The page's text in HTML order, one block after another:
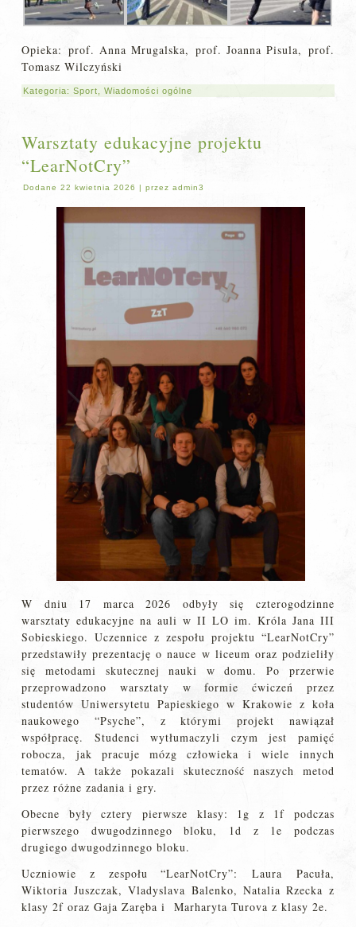
Opieka: prof. Anna Mrugalska, prof. Joanna Pisula, prof.
Tomasz Wilczyński
Kategoria:Sport ,Wiadomości ogólne
Warsztaty edukacyjne projektu
“LearNotCry”
Dodane 22 kwietnia 2026 |przez admin3
W dniu 17 marca 2026 odbyły się czterogodzinne
warsztaty edukacyjne na auli w II LO im. Króla Jana III
Sobieskiego. Uczennice z zespołu projektu “LearNotCry”
przedstawiły prezentację o nauce w liceum oraz podzieliły
się metodami skutecznej nauki w domu. Po przerwie
przeprowadzono warsztaty w formie ćwiczeń przez
studentów Uniwersytetu Papieskiego w Krakowie z koła
naukowego “Psyche”, z którymi projekt nawiązał
współpracę. Studenci wytłumaczyli czym jest pamięć
robocza, jak pracuje mózg człowieka i wiele innych
tematów. A także pokazali skuteczność naszych metod
przez różne zadania i gry.
Obecne były cztery pierwsze klasy: 1g z 1f podczas
pierwszego dwugodzinnego bloku, 1d z 1e podczas
drugiego dwugodzinnego bloku.
Uczniowie z zespołu “LearNotCry”: Laura Pacuła,
Wiktoria Juszczak, Vladyslava Balenko, Natalia Rzecka z
klasy 2f oraz Gaja Zaręba i Marharyta Turova z klasy 2e.